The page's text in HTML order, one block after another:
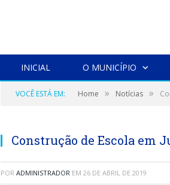
INICIAL O MUNICÍPIO
VOCÊ ESTÁ EM: Home » Notícias »
Construção de Escola em
POR ADMINISTRADOR EM 26 DE ABRIL DE 2019